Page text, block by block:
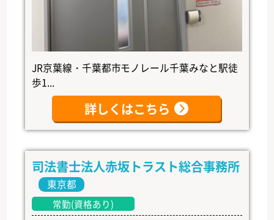
JR京葉線・千葉都市モノレール千葉みなと駅徒
歩1...
詳しくはこちら
司法書士法人赤坂トラスト総合事務所
東京都
常勤(資格あり)